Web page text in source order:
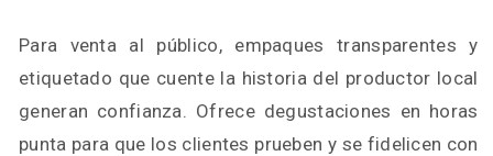
Para venta al público, empaques transparentes y
etiquetado que cuente la historia del productor local
generan confianza. Ofrece degustaciones en horas
punta para que los clientes prueben y se fidelicen con